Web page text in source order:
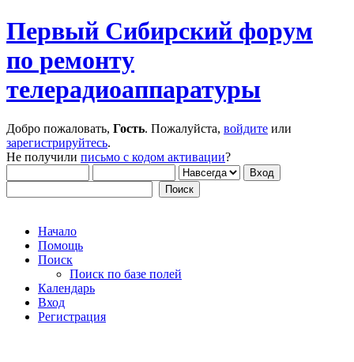
Первый Сибирский форум
по ремонту
телерадиоаппаратуры
Добро пожаловать, Гость. Пожалуйста, войдите или
зарегистрируйтесь.
Не получили письмо с кодом активации?
Начало
Помощь
Поиск
Поиск по базе полей
Календарь
Вход
Регистрация